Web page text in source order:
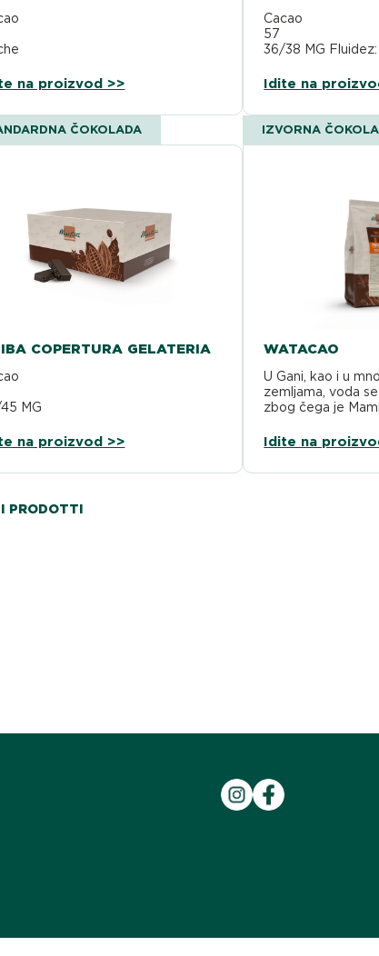
%
MG Fluidez: 4/5 Intensidad del
na proizvod >>
Cacao
36/38 MG
Idite na
ČOKOLADA
COPERTURA GELATERIA
%
MG
na proizvod >>
IZVORNA
WATACAO
U Gani, kao i u
zemljama, voda
zbog čega je
Idite na
PRODOTTI